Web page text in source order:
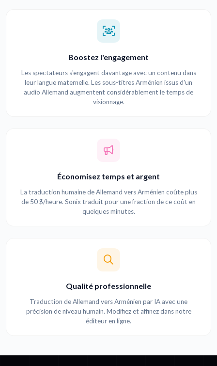
Boostez l'engagement
Les spectateurs s'engagent davantage avec un contenu dans
leur langue maternelle. Les sous-titres Arménien issus d'un
audio Allemand augmentent considérablement le temps de
visionnage.
Économisez temps et argent
La traduction humaine de Allemand vers Arménien coûte plus
de 50 $/heure. Sonix traduit pour une fraction de ce coût en
quelques minutes.
Qualité professionnelle
Traduction de Allemand vers Arménien par IA avec une
précision de niveau humain. Modifiez et affinez dans notre
éditeur en ligne.